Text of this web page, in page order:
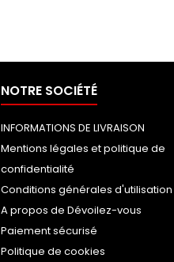
NOTRE SOCIÉTÉ
INFORMATIONS DE LIVRAISON
Mentions légales et politique de
confidentialité
Conditions générales d'utilisation
A propos de Dévoilez-vous
Paiement sécurisé
Politique de cookies